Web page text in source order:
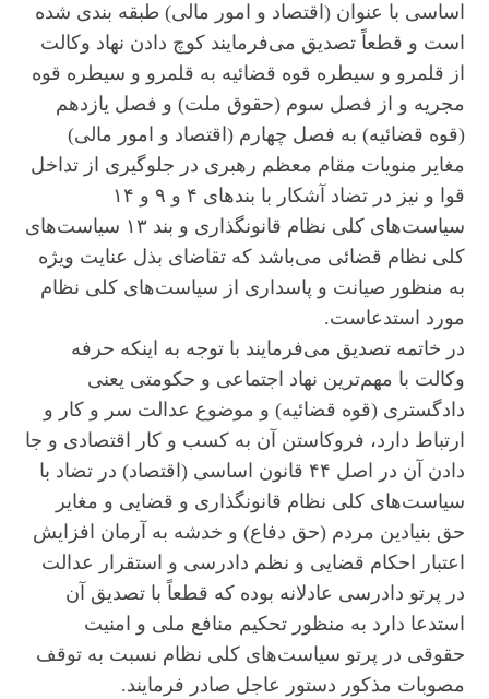
اساسی با عنوان (اقتصاد و امور مالی) طبقه بندی شده
است و قطعاً تصدیق می‌فرمایند کوچ دادن نهاد وکالت
از قلمرو و سیطره قوه قضائیه به قلمرو و سیطره قوه
مجریه و از فصل سوم (حقوق ملت) و فصل یازدهم
(قوه قضائیه) به فصل چهارم (اقتصاد و امور مالی)
مغایر منویات مقام معظم رهبری در جلوگیری از تداخل
قوا و نیز در تضاد آشکار با بند‌های ۴ و ۹ و ۱۴
سیاست‌های کلی نظام قانونگذاری و بند ۱۳ سیاست‌های
کلی نظام قضائی می‌باشد که تقاضای بذل عنایت ویژه
به منظور صیانت و پاسداری از سیاست‌های کلی نظام
مورد استدعاست.
در خاتمه تصدیق می‌فرمایند با توجه به اینکه حرفه
وکالت با مهم‌ترین نهاد اجتماعی و حکومتی یعنی
دادگستری (قوه قضائیه) و موضوع عدالت سر و کار و
ارتباط دارد، فروکاستن آن به کسب و کار اقتصادی و جا
دادن آن در اصل ۴۴ قانون اساسی (اقتصاد) در تضاد با
سیاست‌های کلی نظام قانونگذاری و قضایی و مغایر
حق بنیادین مردم (حق دفاع) و خدشه به آرمان افزایش
اعتبار احکام قضایی و نظم دادرسی و استقرار عدالت
در پرتو دادرسی عادلانه بوده که قطعاً با تصدیق آن
استدعا دارد به منظور تحکیم منافع ملی و امنیت
حقوقی در پرتو سیاست‌های کلی نظام نسبت به توقف
مصوبات مذکور دستور عاجل صادر فرمایند.